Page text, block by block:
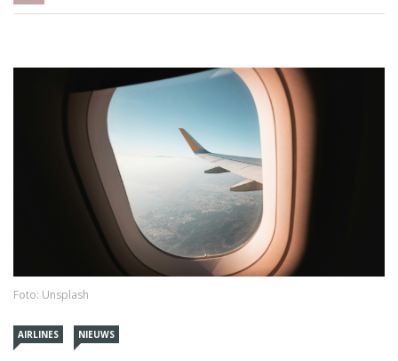
Foto: Unsplash
AIRLINES NIEUWS